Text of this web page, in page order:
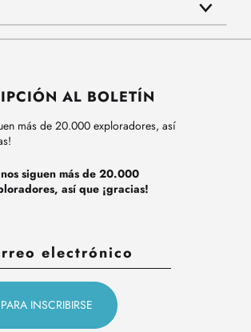
AL BOLETÍN
más de 20.000 exploradores, así
siguen más de 20.000
así que ¡gracias!